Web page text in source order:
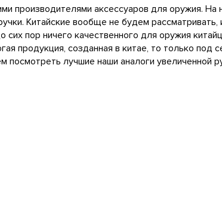
производителями аксессуаров для оружия.
Китайские вообще не будем рассматривать,
пор ничего качественного для оружия
продукция, созданная в китае, то только под
лучшие наши аналоги увеличенной